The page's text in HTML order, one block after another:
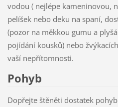
vodou ( nejlépe kameninovou,
pelíšek nebo deku na spaní,
(pozor na měkkou gumu a
pojídání kousků) nebo
vaší nepřítomnosti.
Pohyb
Dopřejte štěněti dostatek